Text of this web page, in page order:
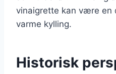
vinaigrette kan være en
varme kylling.
Historisk